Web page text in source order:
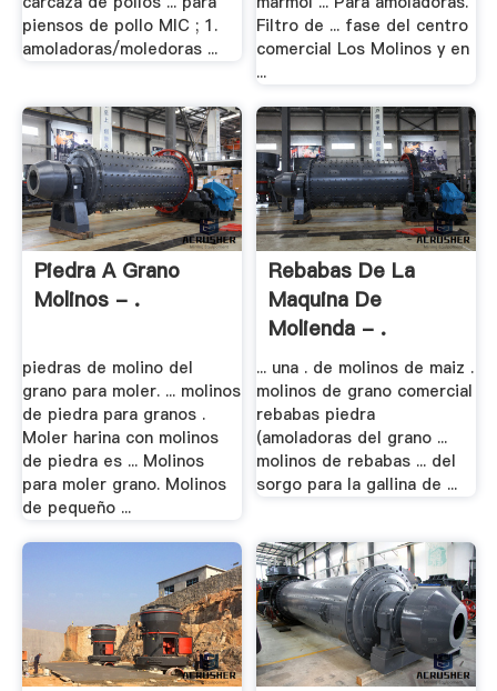
piensos de pollo MIC ; 1.
amoladoras/moledoras ...
Filtro de ... fase del centro
comercial Los Molinos y en
...
Piedra A Grano
Molinos - .
piedras de molino del
grano para moler. ... molinos
de piedra para granos .
Moler harina con molinos
de piedra es ... Molinos
para moler grano. Molinos
de pequeño ...
Rebabas De La
Maquina De
Molienda - .
... una . de molinos de maiz .
molinos de grano comercial
rebabas piedra
(amoladoras del grano ...
molinos de rebabas ... del
sorgo para la gallina de ...